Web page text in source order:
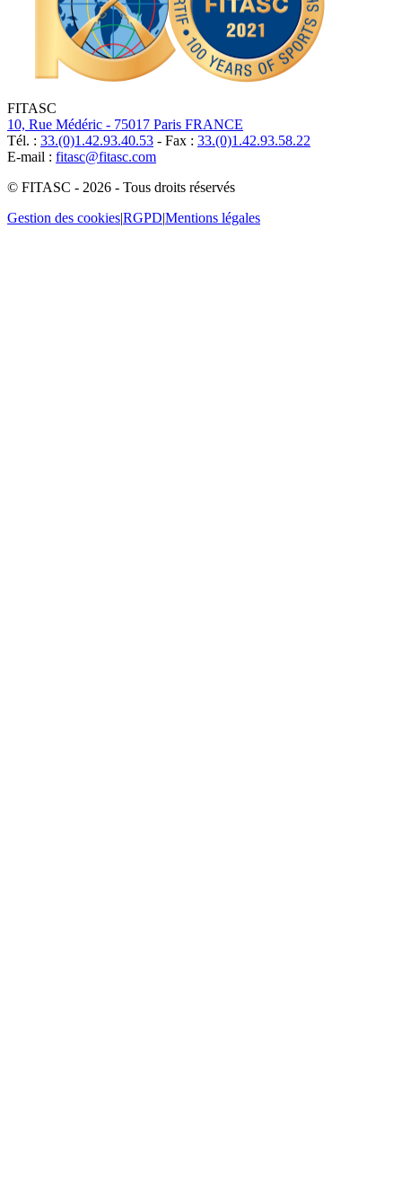
FITASC
10, Rue Médéric - 75017 Paris FRANCE
Tél. : 33.(0)1.42.93.40.53 - Fax : 33.(0)1.42.93.58.22
E-mail : fitasc@fitasc.com
© FITASC - 2026 - Tous droits réservés
Gestion des cookies|RGPD|Mentions légales